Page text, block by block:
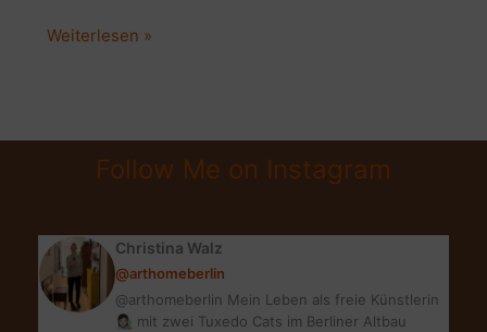
INTERIOR
VINTAGE
SCANDI
Weiterlesen »
Follow Me on Instagram
Christina Walz
@arthomeberlin
@arthomeberlin Mein Leben als freie Künstlerin
👩🏻‍🎨 mit zwei Tuxedo Cats im Berliner Altbau